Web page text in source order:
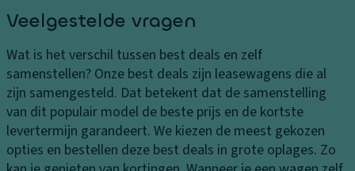
er
g
s
k
o
st
e
ra
v
er
li
c
h
ti
n
g
e
n
In
h
o
u
d
la
Veelgestelde vragen
Wat is het verschil tussen best deals en zelf
samenstellen? Onze best deals zijn leasewagens die al
zijn samengesteld. Dat betekent dat de samenstelling
van dit populair model de beste prijs en de kortste
levertermijn garandeert. We kiezen de meest gekozen
opties en bestellen deze best deals in grote oplages. Zo